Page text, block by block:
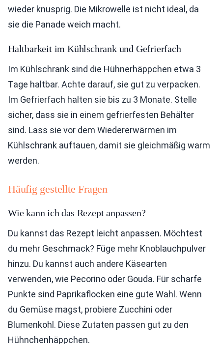
wieder knusprig. Die Mikrowelle ist nicht ideal, da
sie die Panade weich macht.
Haltbarkeit im Kühlschrank und Gefrierfach
Im Kühlschrank sind die Hühnerhäppchen etwa 3
Tage haltbar. Achte darauf, sie gut zu verpacken.
Im Gefrierfach halten sie bis zu 3 Monate. Stelle
sicher, dass sie in einem gefrierfesten Behälter
sind. Lass sie vor dem Wiedererwärmen im
Kühlschrank auftauen, damit sie gleichmäßig warm
werden.
Häufig gestellte Fragen
Wie kann ich das Rezept anpassen?
Du kannst das Rezept leicht anpassen. Möchtest
du mehr Geschmack? Füge mehr Knoblauchpulver
hinzu. Du kannst auch andere Käsearten
verwenden, wie Pecorino oder Gouda. Für scharfe
Punkte sind Paprikaflocken eine gute Wahl. Wenn
du Gemüse magst, probiere Zucchini oder
Blumenkohl. Diese Zutaten passen gut zu den
Hühnchenhäppchen.